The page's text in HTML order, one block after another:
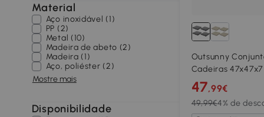
Material
Aço inoxidável (1)
PP (2)
Metal (10)
Madeira de abeto (2)
Madeira (1)
Aço, poliéster (2)
Mostre mais
Disponibilidade
Outsunny
Cadeiras
Peças Almofadas
Jardim
47,99€
49,99€4% de